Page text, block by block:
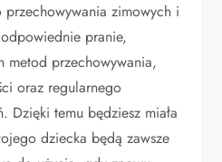
zimowych i
pranie,
metod przechowywania,
oraz regularnego
Dzięki temu będziesz miała
dziecka będą zawsze